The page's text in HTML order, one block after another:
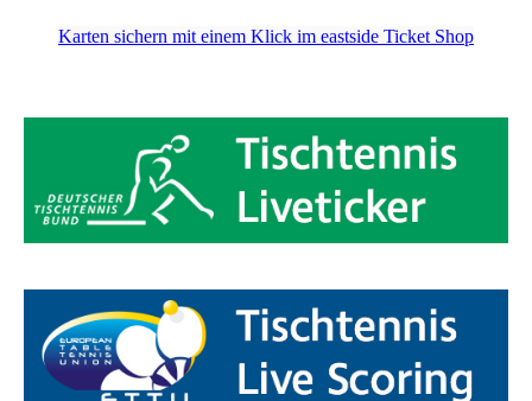
Karten sichern mit einem Klick im eastside Ticket Shop